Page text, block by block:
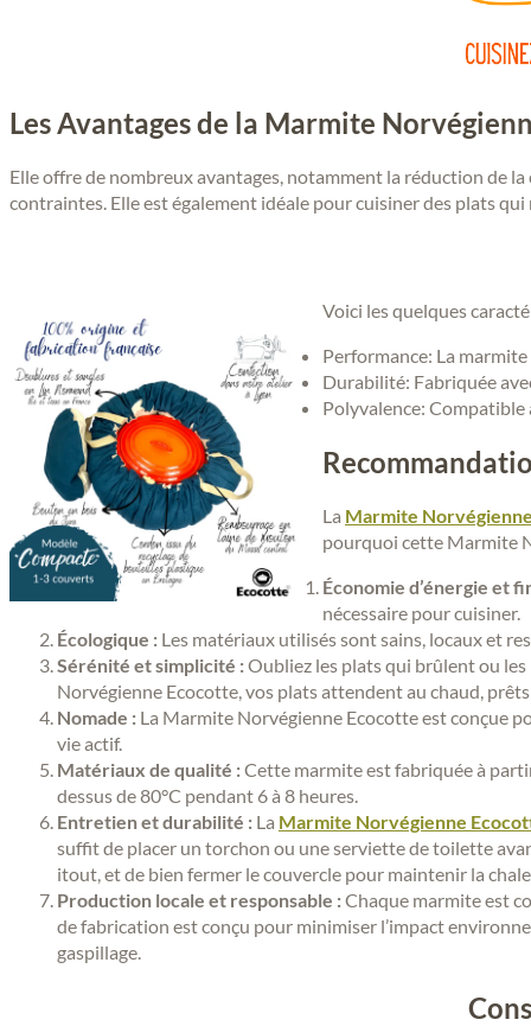
Les Avantages de la Marmite
Elle offre de nombreux avantages, notamment la réduction de
contraintes. Elle est également idéale pour cuisiner des plats
Voici les quelques
Performance: La
Durabilité: Fabriquée
Polyvalence: Compatible
La Marmite
pourquoi cette Marmite
Économie d’énergie et
nécessaire pour cuisiner.
Écologique : Les matériaux utilisés sont sains, locaux et
Sérénité et simplicité :Oubliez les plats qui brûlent ou
Norvégienne Ecocotte, vos plats attendent au chaud,
Nomade : La Marmite Norvégienne Ecocotte est conçue
vie actif.
Matériaux de qualité :Cette marmite est fabriquée à
dessus de 80°C pendant 6 à 8 heures.
Entretien et durabilité : La Marmite Norvégienne
suffit de placer un torchon ou une serviette de toilette
itout, et de bien fermer le couvercle pour maintenir la
Production locale et responsable :Chaque marmite est
de fabrication est conçu pour minimiser l’impact
gaspillage.